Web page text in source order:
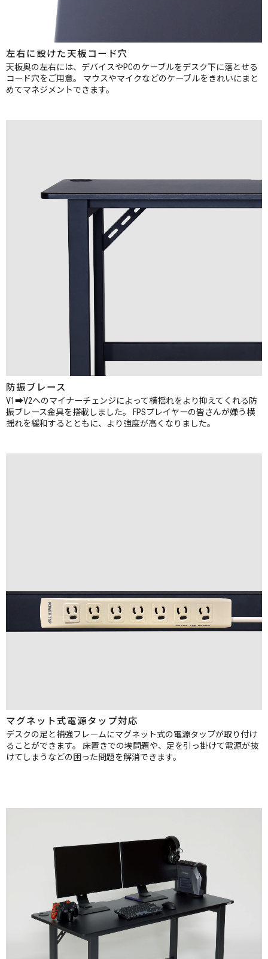
左右に設けた天板コード穴
天板奥の左右には、デバイスやPCのケーブルをデスク下に落とせる
コード穴をご用意。
マウスやマイクなどのケーブルをきれいにまと
めてマネジメントできます。
防振ブレース
V1➡V2へのマイナーチェンジによって横揺れをより抑えてくれる防
振ブレース金具を搭載しました。
FPSプレイヤーの皆さんが嫌う横
揺れを緩和するとともに、より強度が高くなりました。
マグネット式電源タップ対応
デスクの足と補強フレームにマグネット式の電源タップが取り付け
ることができます。
床置きでの埃問題や、足を引っ掛けて電源が抜
けてしまうなどの困った問題を解消できます。